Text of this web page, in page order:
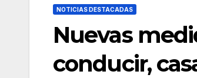
NOTICIAS DESTACADAS
Nuevas
conducir,